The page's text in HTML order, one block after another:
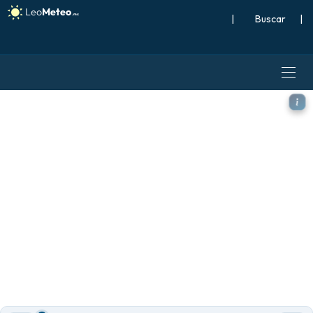
| |
ICON modelo - Europa,